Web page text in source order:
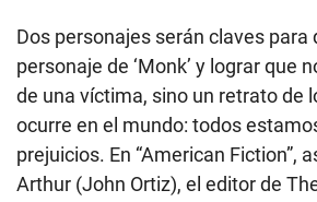
Dos personajes serán claves para
personaje de ‘Monk’ y lograr que
de una víctima, sino un retrato de
ocurre en el mundo: todos
prejuicios. En “American Fiction”,
Arthur (John Ortiz), el editor de